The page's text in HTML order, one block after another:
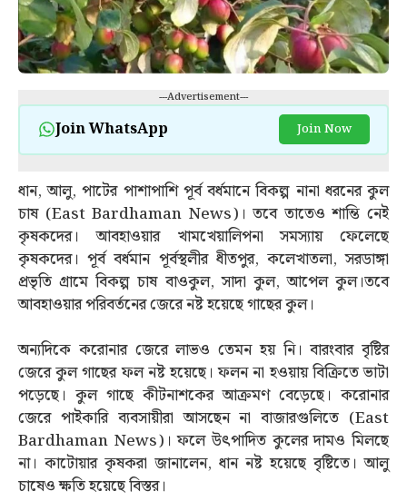
---Advertisement---
Join WhatsApp Join Now
ধান, আলু, পাটের পাশাপাশি পূর্ব বর্ধমানে বিকল্প নানা ধরনের কুল
চাষ (East Bardhaman News)। তবে তাতেও শান্তি নেই
কৃষকদের। আবহাওয়ার খামখেয়ালিপনা সমস্যায় ফেলেছে
কৃষকদের। পূর্ব বর্ধমান পূর্বস্থলীর ধীতপুর, কলেখাতলা, সরডাঙ্গা
প্রভৃতি গ্রামে বিকল্প চাষ বাওকুল, সাদা কুল, আপেল কুল।তবে
আবহাওয়ার পরিবর্তনের জেরে নষ্ট হয়েছে গাছের কুল।
অন্যদিকে করোনার জেরে লাভও তেমন হয় নি। বারংবার বৃষ্টির
জেরে কুল গাছের ফল নষ্ট হয়েছে। ফলন না হওয়ায় বিক্রিতে ভাটা
পড়েছে। কুল গাছে কীটনাশকের আক্রমণ বেড়েছে। করোনার
জেরে পাইকারি ব্যবসায়ীরা আসছেন না বাজারগুলিতে (East
Bardhaman News)। ফলে উত্‍পাদিত কুলের দামও মিলছে
না। কাটোয়ার কৃষকরা জানালেন, ধান নষ্ট হয়েছে বৃষ্টিতে। আলু
চাষেও ক্ষতি হয়েছে বিস্তর।